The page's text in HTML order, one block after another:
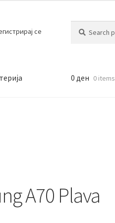
се
for:
0 ден 0 items
A70 Plava